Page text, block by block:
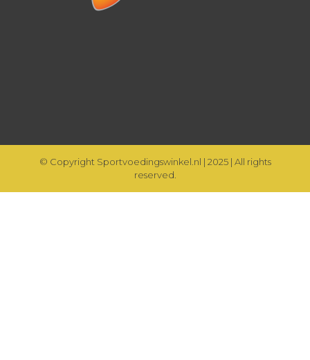
© Copyright Sportvoedingswinkel.nl | 2025 | All rights
reserved.